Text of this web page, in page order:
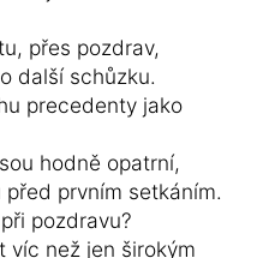
přes pozdrav,
další schůzku.
precedenty jako
hodně opatrní,
prvním setkáním.
pozdravu?
víc než jen širokým